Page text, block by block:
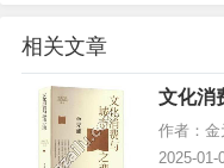
相关文章
文化消
载,网
作者：金
2025-01-